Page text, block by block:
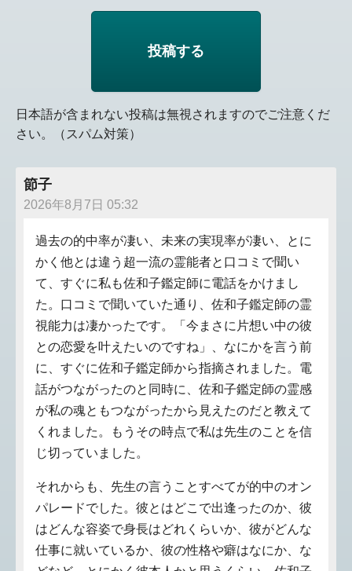
日本語が含まれない投稿は無視されますのでご注意くだ
さい。（スパム対策）
節子
2026年8月7日 05:32
過去の的中率が凄い、未来の実現率が凄い、とに
かく他とは違う超一流の霊能者と口コミで聞い
て、すぐに私も佐和子鑑定師に電話をかけまし
た。口コミで聞いていた通り、佐和子鑑定師の霊
視能力は凄かったです。「今まさに片想い中の彼
との恋愛を叶えたいのですね」、なにかを言う前
に、すぐに佐和子鑑定師から指摘されました。電
話がつながったのと同時に、佐和子鑑定師の霊感
が私の魂ともつながったから見えたのだと教えて
くれました。もうその時点で私は先生のことを信
じ切っていました。
それからも、先生の言うことすべてが的中のオン
パレードでした。彼とはどこで出逢ったのか、彼
はどんな容姿で身長はどれくらいか、彼がどんな
仕事に就いているか、彼の性格や癖はなにか、な